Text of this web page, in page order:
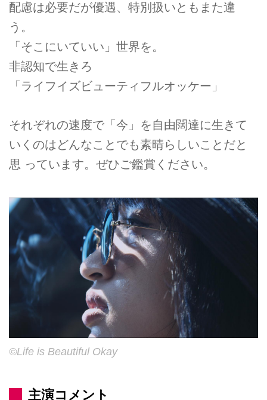
配慮は必要だが優遇、特別扱いともまた違
う。
「そこにいていい」世界を。
非認知で生きろ
「ライフイズビューティフルオッケー」
それぞれの速度で「今」を自由闊達に生きて
いくのはどんなことでも素晴らしいことだと
思 っています。ぜひご鑑賞ください。
©Life is Beautiful Okay
主演コメント